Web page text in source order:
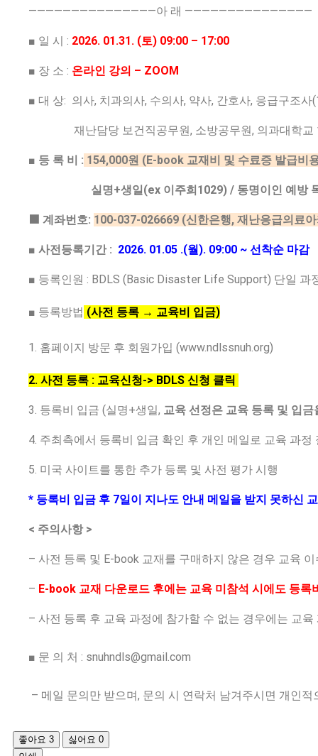
———————————————아 래 ———————————————
■ 일 시 : 2026. 01.31. (토) 09:00 – 17:00
■ 장 소 : 온라인 강의 – ZOOM
■ 대 상: 의사, 치과의사, 수의사, 약사, 간호사, 응급구조
재난담당 보건직공무원, 소방공무원, 의과대학교 학
■ 등 록 비 : 154,000원 (E-book 교재비 및 수료증 발급비
실명+생일(ex 이주희1029) / 동명이인 예방
■ 계좌번호: 100-037-026669 (신한은행, 재난응급의료
■ 사전등록기간 : 2026. 01.05 .(월). 09:00 ~ 선착순 마감
■ 등록인원 : BDLS (Basic Disaster Life Support) 단일 과
■ 등록방법 (사전 등록 → 교육비 입금)
1. 홈페이지 방문 후 회원가입 (www.ndlssnuh.org)
2. 사전 등록 : 교육신청-> BDLS 신청 클릭
3. 등록비 입금 (실명+생일, 교육 선정은 교육 등록 및 입
4. 주최측에서 등록비 입금 확인 후 개인 메일로 교육 과정
5. 미국 사이트를 통한 추가 등록 및 사전 평가 시행
* 등록비 입금 후 7일이 지나도 안내 메일을 받지 못하신
< 주의사항 >
– 사전 등록 및 E-book 교재를 구매하지 않은 경우 교육
– E-book 교재 다운로드 후에는 교육 미참석 시에도 등록
– 사전 등록 후 교육 과정에 참가할 수 없는 경우에는 교
■ 문 의 처 : snuhndls@gmail.com
– 메일 문의만 받으며, 문의 시 연락처 남겨주시면 개인적
좋아요 3 싫어요 0